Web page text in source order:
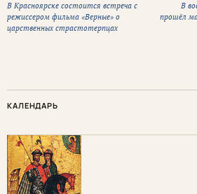
В Красноярске состоится встреча с
режиссером фильма «Верные» о
царственных страстотерпцах
В
прошёл
КАЛЕНДАРЬ